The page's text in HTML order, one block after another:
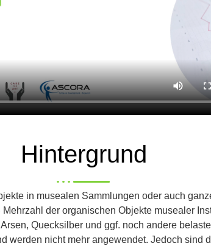
Hintergrund
in musealen Sammlungen oder auch
der organischen Objekte musealer
Quecksilber und ggf. noch andere
werden nicht mehr angewendet. Jedoch sind